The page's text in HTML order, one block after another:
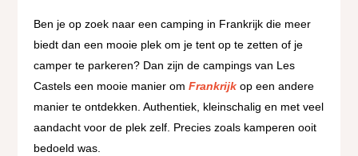
Ben je op zoek naar een camping in Frankrijk die meer
biedt dan een mooie plek om je tent op te zetten of je
camper te parkeren? Dan zijn de campings van Les
Castels een mooie manier omFrankrijk op een andere
manier te ontdekken. Authentiek, kleinschalig en met veel
aandacht voor de plek zelf. Precies zoals kamperen ooit
bedoeld was.